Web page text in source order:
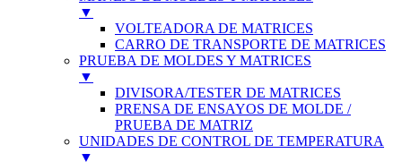
▼
VOLTEADORA DE MATRICES
CARRO DE TRANSPORTE DE MATRICES
PRUEBA DE MOLDES Y MATRICES
▼
DIVISORA/TESTER DE MATRICES
PRENSA DE ENSAYOS DE MOLDE /
PRUEBA DE MATRIZ
UNIDADES DE CONTROL DE TEMPERATURA
▼